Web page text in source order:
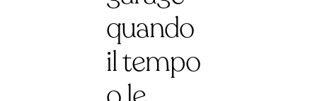
quando
il tempo